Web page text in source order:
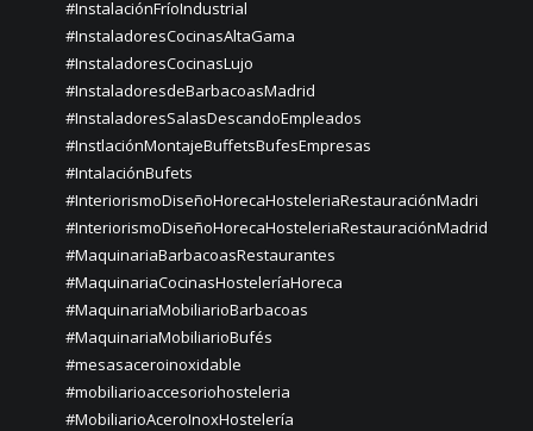
#InstalaciónFríoIndustrial
#InstaladoresCocinasAltaGama
#InstaladoresCocinasLujo
#InstaladoresdeBarbacoasMadrid
#InstaladoresSalasDescandoEmpleados
#InstlaciónMontajeBuffetsBufesEmpresas
#IntalaciónBufets
#InteriorismoDiseñoHorecaHosteleriaRestauraciónMadri
#InteriorismoDiseñoHorecaHosteleriaRestauraciónMadrid
#MaquinariaBarbacoasRestaurantes
#MaquinariaCocinasHosteleríaHoreca
#MaquinariaMobiliarioBarbacoas
#MaquinariaMobiliarioBufés
#mesasaceroinoxidable
#mobiliarioaccesoriohosteleria
#MobiliarioAceroInoxHostelería